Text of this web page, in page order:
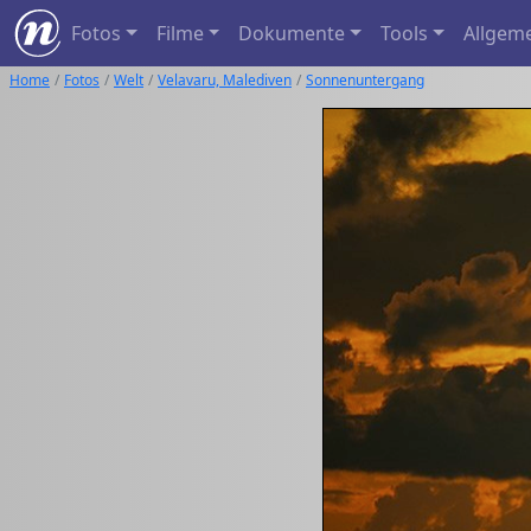
Fotos Filme Dokumente Tools
Home Fotos Welt Velavaru, Malediven Sonnenuntergang